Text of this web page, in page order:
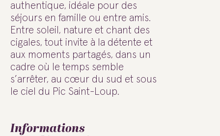
authentique, idéale pour des
séjours en famille ou entre amis.
Entre soleil, nature et chant des
cigales, tout invite à la détente et
aux moments partagés, dans un
cadre où le temps semble
s’arrêter, au cœur du sud et sous
le ciel du Pic Saint-Loup.
Informations